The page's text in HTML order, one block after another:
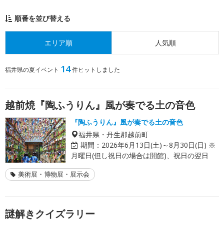
順番を並び替える
エリア順 人気順
福井県の夏イベント 14件ヒットしました
越前焼『陶ふうりん』風が奏でる土の音色
『陶ふうりん』風が奏でる土の音色
福井県・丹生郡越前町
期間： 2026年6月13日(土)～8月30日(日) ※
月曜日(但し祝日の場合は開館)、祝日の翌日
美術展・博物展・展示会
謎解きクイズラリー